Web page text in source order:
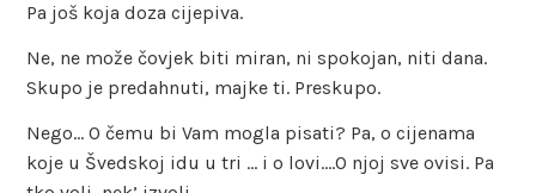
Pa još koja doza cijepiva.
Ne, ne može čovjek biti miran, ni spokojan, niti dana.
Skupo je predahnuti, majke ti. Preskupo.
Nego… O čemu bi Vam mogla pisati? Pa, o cijenama
koje u Švedskoj idu u tri … i o lovi….O njoj sve ovisi. Pa